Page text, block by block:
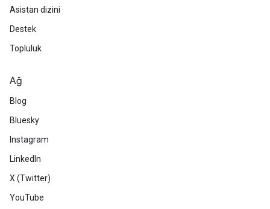
Asistan dizini
Destek
Topluluk
Ağ
Blog
Bluesky
Instagram
LinkedIn
X (Twitter)
YouTube